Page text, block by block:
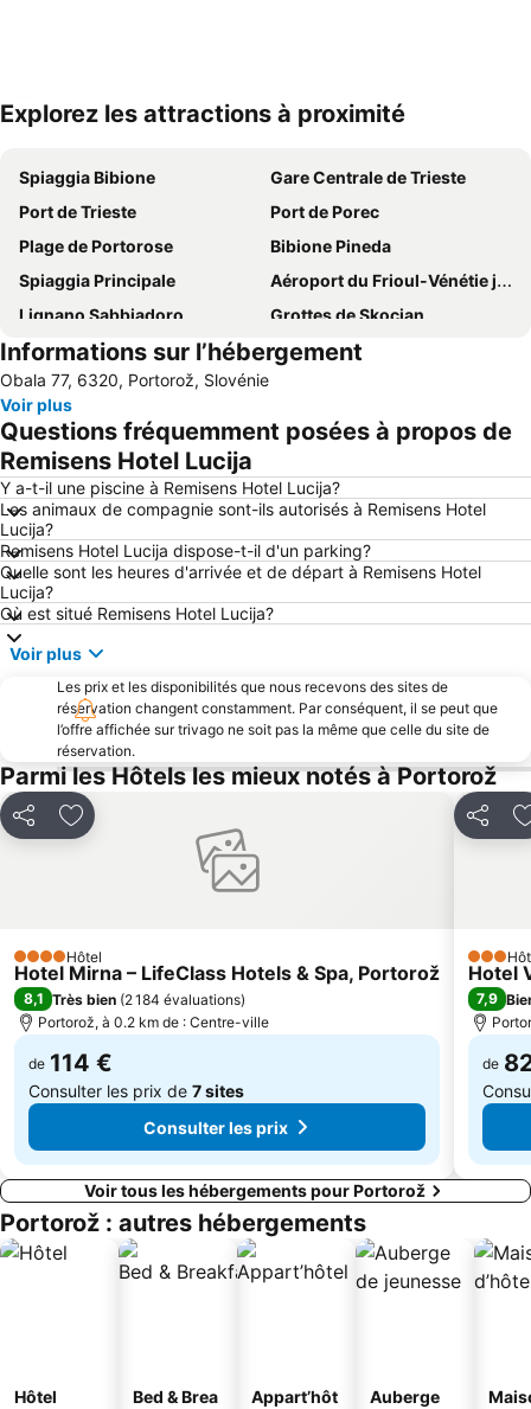
Explorez les attractions à proximité
Spiaggia Bibione
Gare Centrale de Trieste
Port de Trieste
Port de Porec
Plage de Portorose
Bibione Pineda
Spiaggia Principale
Aéroport du Frioul-Vénétie julienne
Lignano Sabbiadoro
Grottes de Skocjan
Lignano Rivera
Valamar Jazz Festival
Aérodrome de Portoroz
Aquapark Istralandia
La régate de Barcolana
Château de Miramare
Sabbiadoro
Lignano Pineta
Metropol Portorož
Adria Ankaran
San Vito
AC Sirena
Grado Pineta
Outlet Village
Park
Casino de Portoroz
Foire de Trieste
Gretta
FKK Ulika
Delfin
Istra Funtana
Stare Miasto
Zlatni Rt
Obala
Ambasciatori
Viale XX Settembre
Centro storico
Informations sur l’hébergement
Obala 77, 6320, Portorož, Slovénie
Voir plus
Questions fréquemment posées à propos de
Remisens Hotel Lucija
Y a-t-il une piscine à Remisens Hotel Lucija?
Les animaux de compagnie sont-ils autorisés à Remisens Hotel
Lucija?
Remisens Hotel Lucija dispose-t-il d'un parking?
Quelle sont les heures d'arrivée et de départ à Remisens Hotel
Lucija?
Où est situé Remisens Hotel Lucija?
Voir plus
Les prix et les disponibilités que nous recevons des sites de
réservation changent constamment. Par conséquent, il se peut que
l’offre affichée sur trivago ne soit pas la même que celle du site de
réservation.
Parmi les Hôtels les mieux notés à Portorož
PartagerAjouter à mes favoris
4 ÉtoilesHôtel
Hotel Mirna – LifeClass Hotels & Spa, Portorož
8,1 Très bien (2 184 évaluations)
Portorož, à 0.2 km de : Centre-ville
de 114 €
Consulter les prix de 7 sites
Consulter les prix
Partager
3 Étoiles
Hotel
7,9
de
Voir tous les hébergements pour Portorož
Portorož : autres hébergements
Hôtel
Bed & Brea
Appart’hôt
Auberge